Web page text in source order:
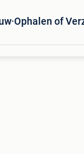
Ophalen of